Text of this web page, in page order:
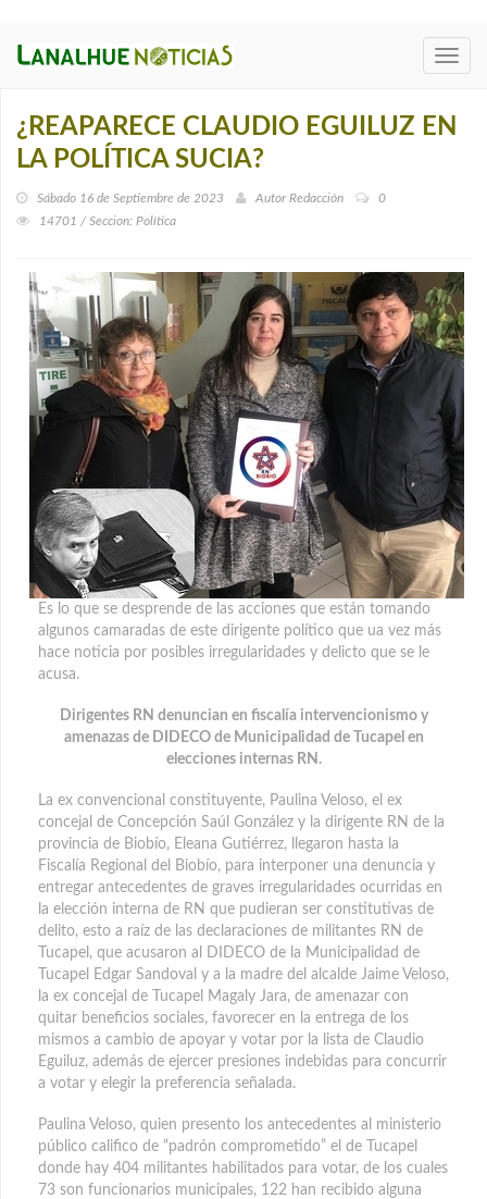
¿REAPARECE CLAUDIO EGUILUZ EN
LA POLÍTICA SUCIA?
Sábado 16 de Septiembre de 2023 Autor Redacción
0
14701 / Seccion: Política
Es lo que se desprende de las acciones que están tomando
algunos camaradas de este dirigente político que ua vez más
hace noticia por posibles irregularidades y delicto que se le
acusa.
Dirigentes RN denuncian en fiscalía intervencionismo y
amenazas de DIDECO de Municipalidad de Tucapel en
elecciones internas RN.
La ex convencional constituyente, Paulina Veloso, el ex
concejal de Concepción Saúl González y la dirigente RN de la
provincia de Biobío, Eleana Gutiérrez, llegaron hasta la
Fiscalía Regional del Biobío, para interponer una denuncia y
entregar antecedentes de graves irregularidades ocurridas en
la elección interna de RN que pudieran ser constitutivas de
delito, esto a raíz de las declaraciones de militantes RN de
Tucapel, que acusaron al DIDECO de la Municipalidad de
Tucapel Edgar Sandoval y a la madre del alcalde Jaime Veloso,
la ex concejal de Tucapel Magaly Jara, de amenazar con
quitar beneficios sociales, favorecer en la entrega de los
mismos a cambio de apoyar y votar por la lista de Claudio
Eguiluz, además de ejercer presiones indebidas para concurrir
a votar y elegir la preferencia señalada.
Paulina Veloso, quien presento los antecedentes al ministerio
público califico de “padrón comprometido” el de Tucapel
donde hay 404 militantes habilitados para votar, de los cuales
73 son funcionarios municipales, 122 han recibido alguna